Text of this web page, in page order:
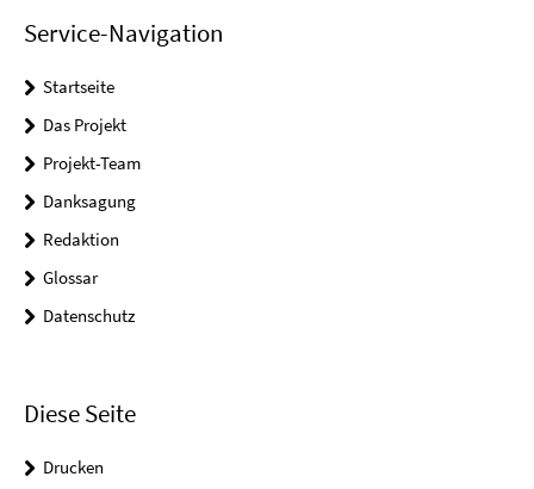
Service-Navigation
Startseite
Das Projekt
Projekt-Team
Danksagung
Redaktion
Glossar
Datenschutz
Diese Seite
Drucken